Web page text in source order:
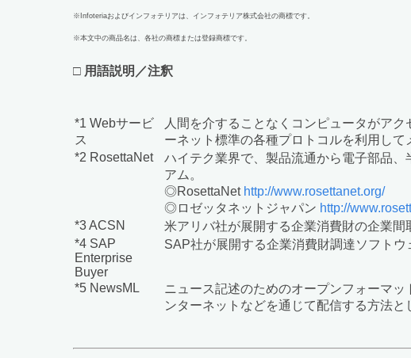
※Infoteriaおよびインフォテリアは、インフォテリア株式会社の商標です。
※本文中の商品名は、各社の商標または登録商標です。
□ 用語説明／注釈
*1 Webサービ
ス
人間を介することなくコンピュータがア
ーネット標準の各種プロトコルを利用して
*2 RosettaNet
ハイテク業界で、製品流通から電子部品
アム。
◎RosettaNet http://www.rosettanet.org/
◎ロゼッタネットジャパン http://
*3 ACSN
米アリバ社が展開する企業消費財の企業間
*4 SAP
Enterprise
Buyer
SAP社が展開する企業消費財調達ソフトウ
*5 NewsML
ニュース記述のためのオープンフォーマ
ンターネットなどを通じて配信する方法と